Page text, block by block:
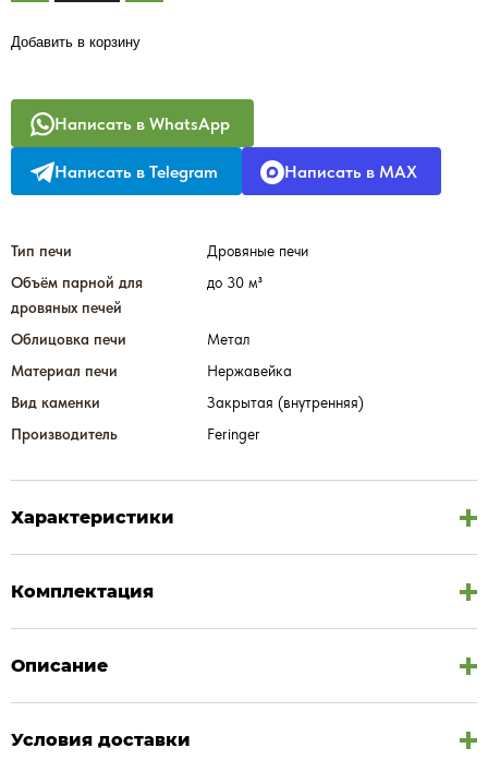
Добавить в корзину
Написать в WhatsApp
Написать в Telegram Написать в MAX
Тип печи
Дровяные печи
Объём парной для
дровяных печей
до 30 м³
Облицовка печи
Метал
Материал печи
Нержавейка
Вид каменки
Закрытая (внутренняя)
Производитель
Feringer
Характеристики
Комплектация
Описание
Условия доставки